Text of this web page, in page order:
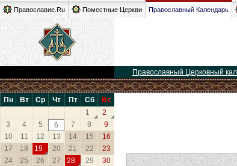
Православие.Ru Поместные Церкви Православный Календарь
Православный Церковный
Пн Вт Ср Чт Пт Сб
Вс
1
2
3
4 5 6 7 8
9
10
11 12 13 14 15
16
17
18 19 20 21 22
23
24
25 26 27 28 29
30